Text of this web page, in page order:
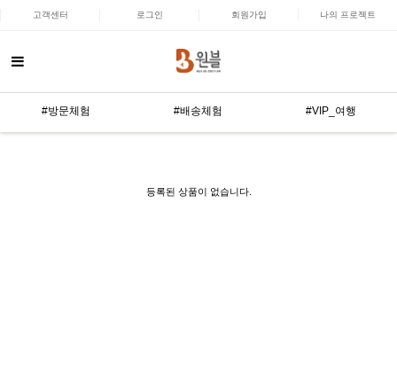
고객센터 로그인 회원가입 나의 프로젝트
#방문체험 #배송체험 #VIP_여행
등록된 상품이 없습니다.